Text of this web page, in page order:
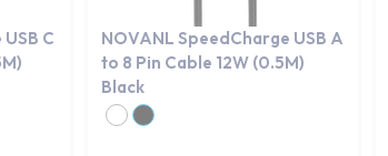
C
NOVANL SpeedCharge USB A
to 8 Pin Cable 12W (0.5M)
Black